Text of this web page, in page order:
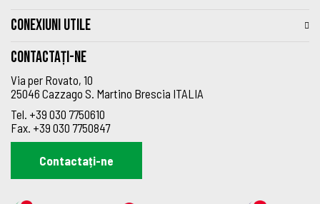
CONEXIUNI UTILE
Contactați-ne
Via per Rovato, 10
25046 Cazzago S. Martino Brescia ITALIA
Tel. +39 030 7750610
Fax. +39 030 7750847
Contactați-ne